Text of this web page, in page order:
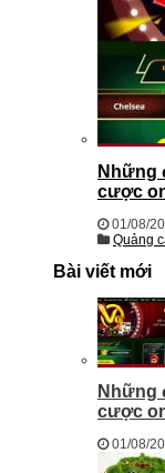
Những
cược
01/08/
Quảng
Bài viết mới
Những
cược
01/08/